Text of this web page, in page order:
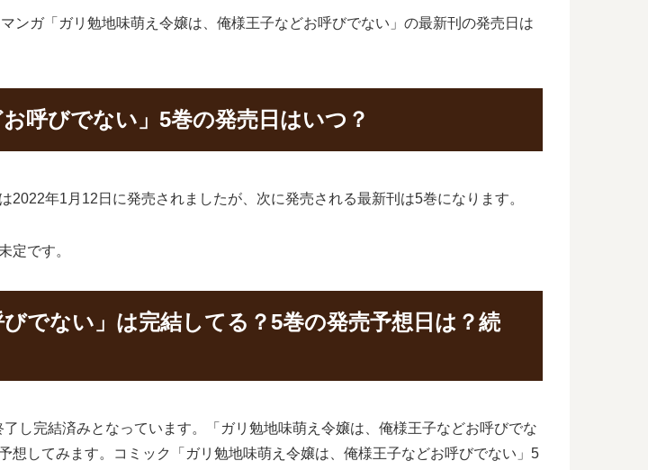
ンガ「ガリ勉地味萌え令嬢は、俺様王子などお呼びでない」の最新刊の発売日は
呼びでない」5巻の発売日はいつ？
年1月12日に発売されましたが、次に発売される最新刊は5巻になります。
定です。
でない」は完結してる？5巻の発売予想日は？続
し完結済みとなっています。「ガリ勉地味萌え令嬢は、俺様王子などお呼びでな
してみます。コミック「ガリ勉地味萌え令嬢は、俺様王子などお呼びでない」5